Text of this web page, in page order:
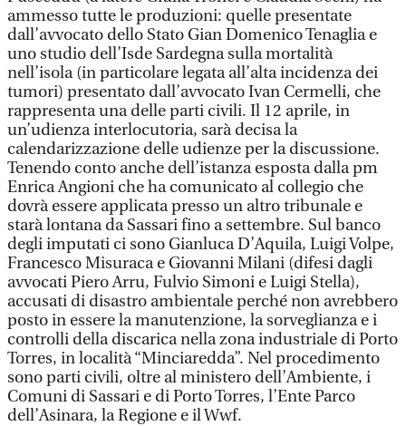
ammesso tutte le produzioni: quelle presentate
dall’avvocato dello Stato Gian Domenico Tenaglia e
uno studio dell’Isde Sardegna sulla mortalità
nell’isola (in particolare legata all’alta incidenza dei
tumori) presentato dall’avvocato Ivan Cermelli, che
rappresenta una delle parti civili. Il 12 aprile, in
un’udienza interlocutoria, sarà decisa la
calendarizzazione delle udienze per la discussione.
Tenendo conto anche dell’istanza esposta dalla pm
Enrica Angioni che ha comunicato al collegio che
dovrà essere applicata presso un altro tribunale e
starà lontana da Sassari fino a settembre. Sul banco
degli imputati ci sono Gianluca D’Aquila, Luigi Volpe,
Francesco Misuraca e Giovanni Milani (difesi dagli
avvocati Piero Arru, Fulvio Simoni e Luigi Stella),
accusati di disastro ambientale perché non avrebbero
posto in essere la manutenzione, la sorveglianza e i
controlli della discarica nella zona industriale di Porto
Torres, in località “Minciaredda”. Nel procedimento
sono parti civili, oltre al ministero dell’Ambiente, i
Comuni di Sassari e di Porto Torres, l’Ente Parco
dell’Asinara, la Regione e il Wwf.